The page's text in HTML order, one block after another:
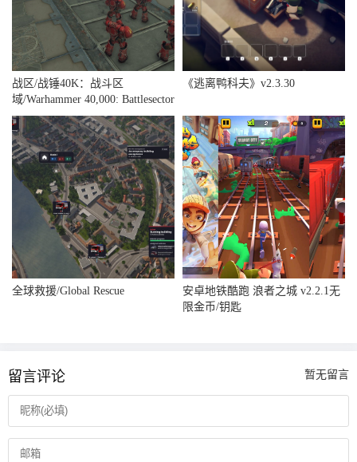
战区/战锤40K：战斗区
域/Warhammer 40,000: Battlesector
《逃离鸭科夫》v2.3.30
全球救援/Global Rescue
安卓地铁酷跑 浪者之城 v2.2.1无
限金币/钥匙
留言评论 暂无留言